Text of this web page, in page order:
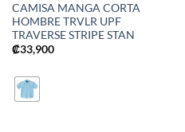
CAMISA MANGA CORTA
HOMBRE TRVLR UPF
TRAVERSE STRIPE STAN
₡33,900